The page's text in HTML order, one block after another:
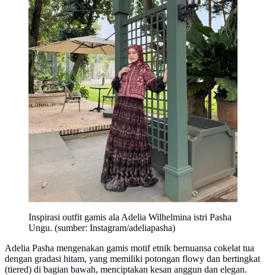
Inspirasi outfit gamis ala Adelia Wilhelmina istri Pasha
Ungu. (sumber: Instagram/adeliapasha)
Adelia Pasha mengenakan gamis motif etnik bernuansa cokelat tua
dengan gradasi hitam, yang memiliki potongan flowy dan bertingkat
(tiered) di bagian bawah, menciptakan kesan anggun dan elegan.